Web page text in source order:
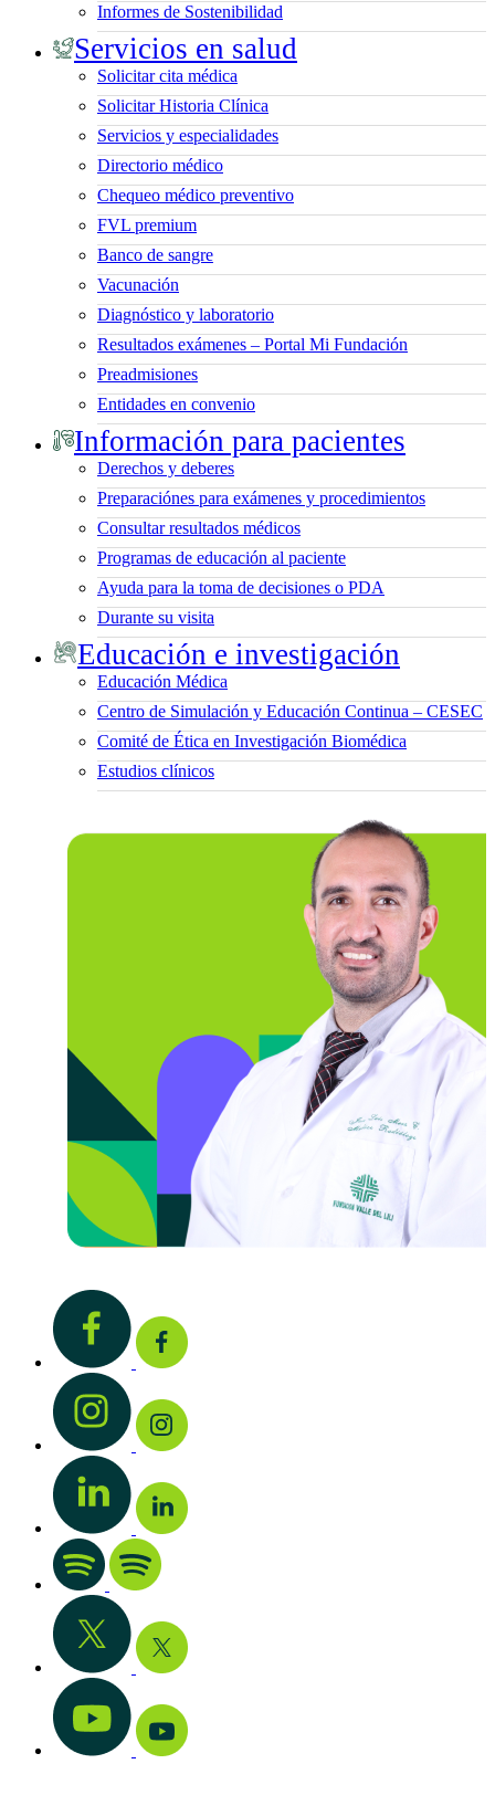
Informes de Sostenibilidad
Servicios en salud
Solicitar cita médica
Solicitar Historia Clínica
Servicios y especialidades
Directorio médico
Chequeo médico preventivo
FVL premium
Banco de sangre
Vacunación
Diagnóstico y laboratorio
Resultados exámenes – Portal Mi Fundación
Preadmisiones
Entidades en convenio
Información para pacientes
Derechos y deberes
Preparaciónes para exámenes y procedimientos
Consultar resultados médicos
Programas de educación al paciente
Ayuda para la toma de decisiones o PDA
Durante su visita
Educación e investigación
Educación Médica
Centro de Simulación y Educación Continua – CESEC
Comité de Ética en Investigación Biomédica
Estudios clínicos